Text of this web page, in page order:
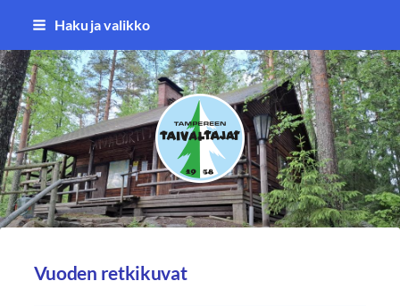
Siirry
sisältöön
Haku ja valikko
Tampereen Taivaltajat ry
Vuoden retkikuvat